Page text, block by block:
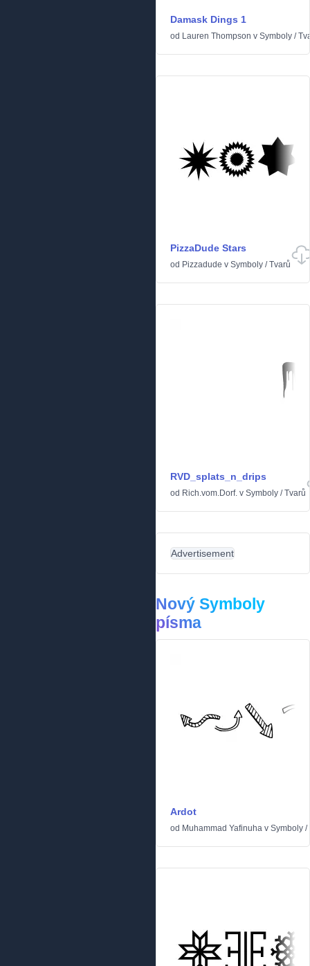
Damask Dings 1
od Lauren Thompson v Symboly /
PizzaDude Stars
od Pizzadude v Symboly /Tvarů
RVD_splats_n_drips
od Rich.vom.Dorf. v Symboly /Tvarů
Advertisement
Nový Symboly
písma
Ardot
od Muhammad Yafinuha v Symboly /